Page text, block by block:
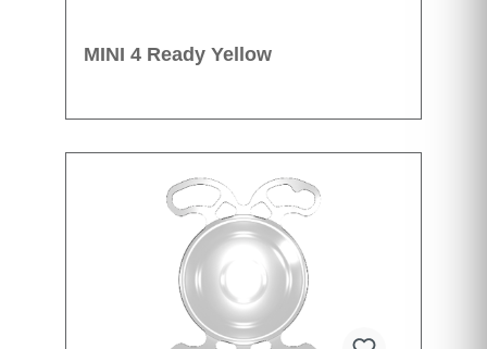
MINI 4 Ready Yellow